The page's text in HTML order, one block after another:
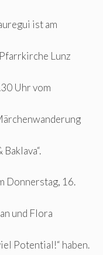
ist am
Lunz
Uhr vom
Donnerstag, 16.
und Flora
Potential!“ haben.